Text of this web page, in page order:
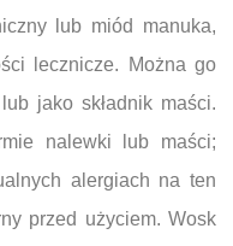
lub miód manuka,
lecznicze. Można go
jako składnik maści.
nalewki lub maści;
alergiach na ten
przed użyciem. Wosk